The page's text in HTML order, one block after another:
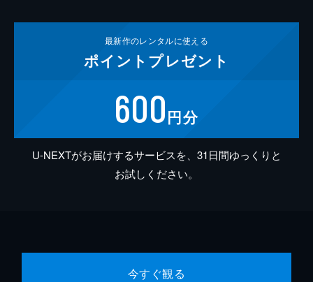
最新作のレンタルに使える
ポイント プレゼント
600円分
U-NEXTがお届けするサービスを、31日間ゆっくりと
お試しください。
今すぐ観る